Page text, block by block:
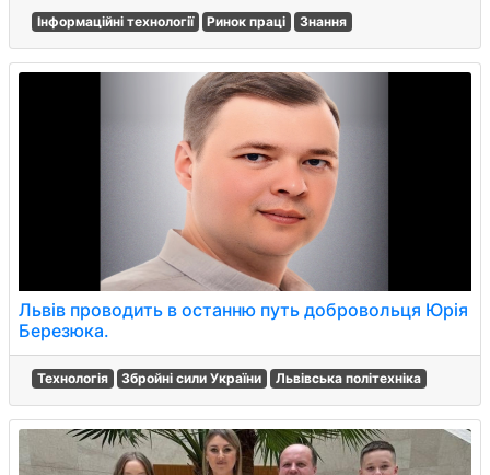
Інформаційні технології Ринок праці Знання
Львів проводить в останню путь добровольця Юрія
Березюка.
Технологія Збройні сили України Львівська політехніка